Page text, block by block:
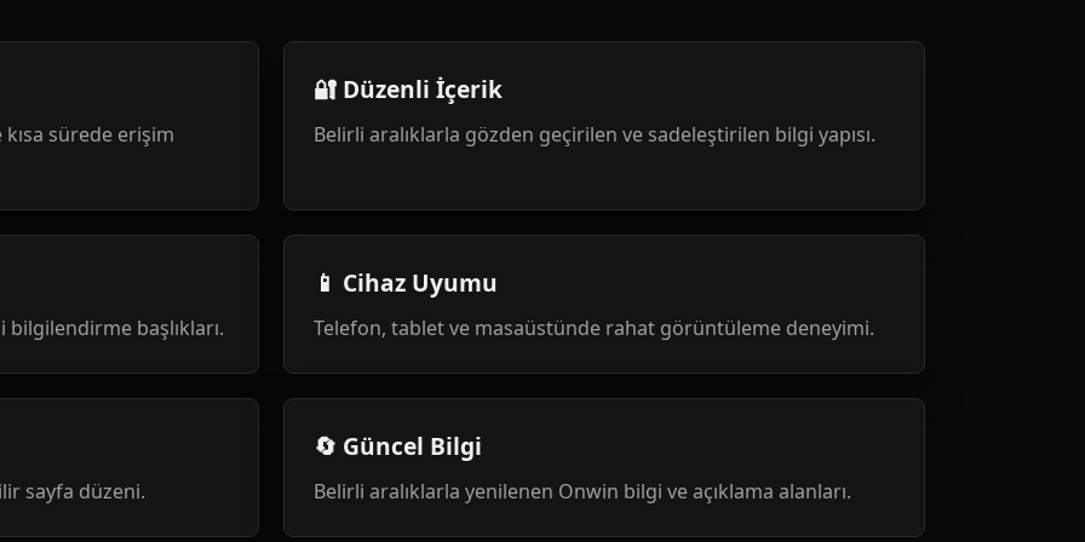
sürede erişim
🔐 Düzenli İçerik
Belirli aralıklarla gözden geçirilen ve sadeleştirilen bilgi yapısı.
başlıkları.
📱 Cihaz Uyumu
Telefon, tablet ve masaüstünde rahat görüntüleme deneyimi.
sayfa düzeni.
🔄 Güncel Bilgi
Belirli aralıklarla yenilenen Onwin bilgi ve açıklama alanları.